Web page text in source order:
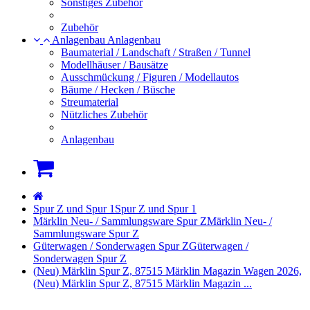
Sonstiges Zubehör
Zubehör
Anlagenbau Anlagenbau
Baumaterial / Landschaft / Straßen / Tunnel
Modellhäuser / Bausätze
Ausschmückung / Figuren / Modellautos
Bäume / Hecken / Büsche
Streumaterial
Nützliches Zubehör
Anlagenbau
Warenkorb
Spur Z und Spur 1 Spur Z und Spur 1
Märklin Neu- / Sammlungsware Spur ZMärklin Neu- /
Sammlungsware Spur Z
Güterwagen / Sonderwagen Spur ZGüterwagen /
Sonderwagen Spur Z
(Neu) Märklin Spur Z, 87515 Märklin Magazin Wagen 2026,
(Neu) Märklin Spur Z, 87515 Märklin Magazin ...